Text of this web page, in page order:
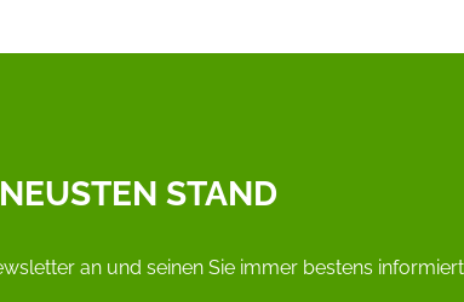
STAND
an und seinen Sie immer bestens